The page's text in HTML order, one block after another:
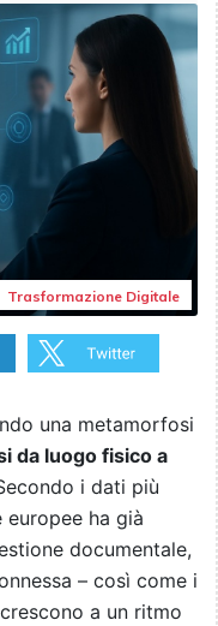
Trasformazione Digitale
una metamorfosi
da luogo fisico a
i dati più
ha già
documentale,
– così come i
a un ritmo